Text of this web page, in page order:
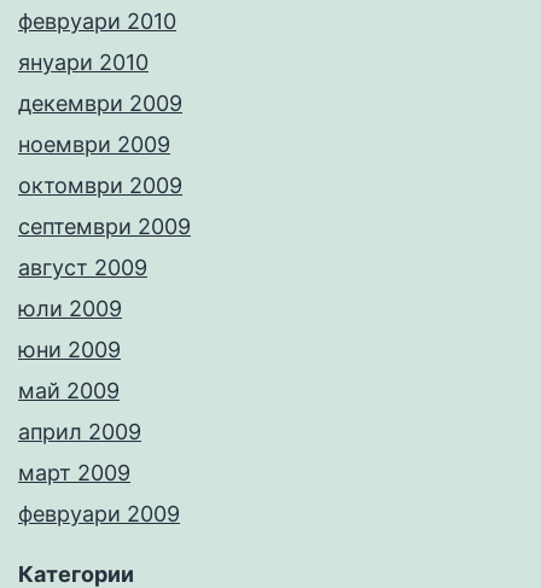
февруари 2010
януари 2010
декември 2009
ноември 2009
октомври 2009
септември 2009
август 2009
юли 2009
юни 2009
май 2009
април 2009
март 2009
февруари 2009
Категории